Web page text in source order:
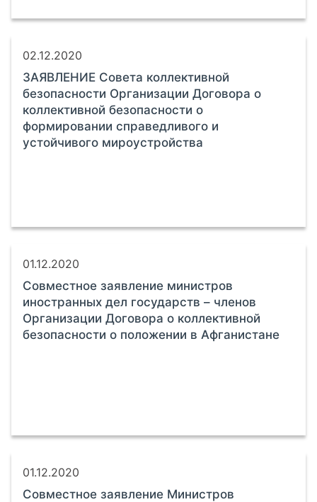
02.12.2020
ЗАЯВЛЕНИЕ Совета коллективной
безопасности Организации Договора о
коллективной безопасности о
формировании справедливого и
устойчивого мироустройства
01.12.2020
Совместное заявление министров
иностранных дел государств – членов
Организации Договора о коллективной
безопасности о положении в Афганистане
01.12.2020
Совместное заявление Министров